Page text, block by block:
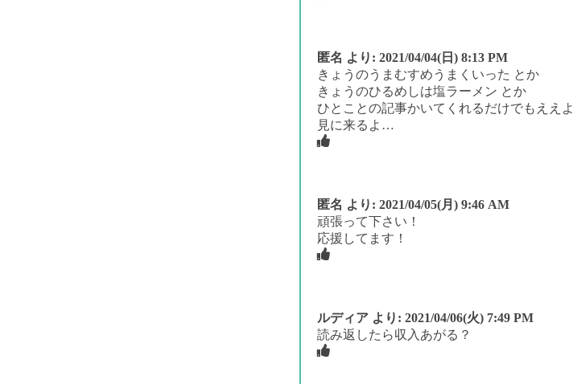
匿名 より: 2021/04/04(日) 8:13 PM
きょうのうまむすめうまくいった とか
きょうのひるめしは塩ラーメン とか
ひとことの記事かいてくれるだけでもええよ
見に来るよ…
匿名 より: 2021/04/05(月) 9:46 AM
頑張って下さい！
応援してます！
ルディア より: 2021/04/06(火) 7:49 PM
読み返したら収入あがる？